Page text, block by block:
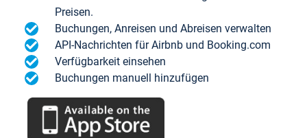
Preisen.
Buchungen, Anreisen und Abreisen verwalten
API-Nachrichten für Airbnb und Booking.com
Verfügbarkeit einsehen
Buchungen manuell hinzufügen